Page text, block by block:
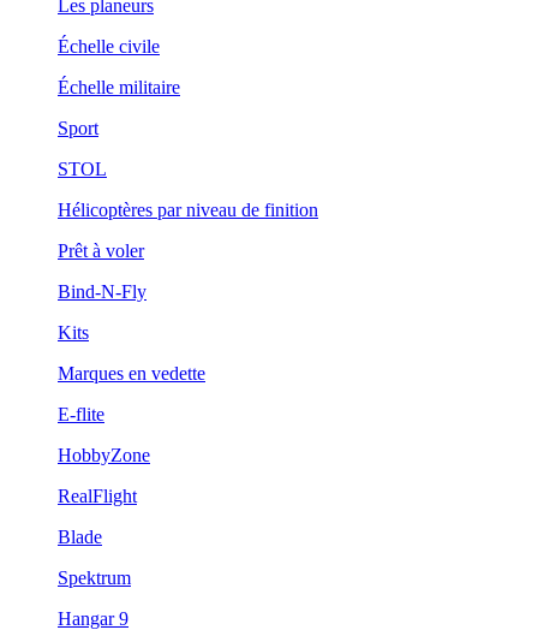
Les planeurs
Échelle civile
Échelle militaire
Sport
STOL
Hélicoptères par niveau de finition
Prêt à voler
Bind-N-Fly
Kits
Marques en vedette
E-flite
HobbyZone
RealFlight
Blade
Spektrum
Hangar 9